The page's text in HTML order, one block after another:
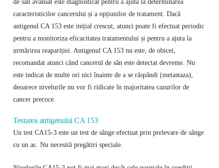
caracteristicilor cancerului și a opțiunilor de tratament. Dacă
antigenul CA 153 este inițial crescut, atunci poate fi efectuat periodic
pentru a monitoriza eficacitatea tratamentului și pentru a ajuta la
urmărirea reapariției. Antigenul CA 153 nu este, de obicei,
recomandat atunci când cancerul de sân este detectat devreme. Nu
este indicat de multe ori nici înainte de a se răspândi (metastaza),
deoarece nivelurile nu vor fi ridicate în majoritatea cazurilor de
cancer precoce.
Testarea antigenului CA 153
Un test CA15-3 este un test de sânge efectuat prin prelevare de sânge
cu un ac. Nu necesită pregătiri speciale.